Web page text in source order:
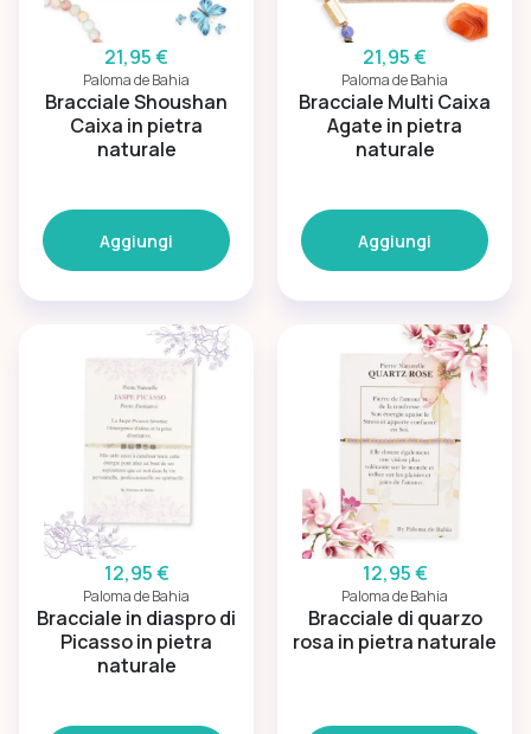
21,95 €
Paloma de Bahia
Bracciale Shoushan
Caixa in pietra
naturale
Aggiungi
21,95 €
Paloma de Bahia
Bracciale Multi Caixa
Agate in pietra
naturale
Aggiungi
12,95 €
Paloma de Bahia
Bracciale in diaspro di
Picasso in pietra
naturale
12,95 €
Paloma de Bahia
Bracciale di quarzo
rosa in pietra naturale